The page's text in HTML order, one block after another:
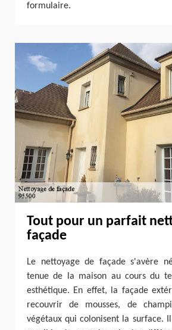
formulaire.
Tout pour un parfait
façade
Le nettoyage de façade s'avère
tenue de la maison au cours du
esthétique. En effet, la façade
recouvrir de mousses, de
végétaux qui colonisent la surface.